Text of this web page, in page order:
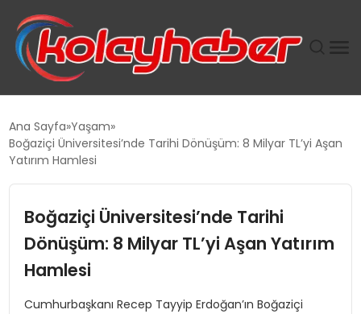
SUWEN’IN İSTIHDAM MODELI EKONOMIDE KADIN
TANYER YAPI ZEMIN MÜHENDISLIĞINDE HEDEF
BÜYÜTTÜ
TOROSLAR’DA PAZAR GERGİNLİĞİ!
Ana Sayfa Yaşam
Boğaziçi Üniversitesi’nde Tarihi Dönüşüm: 8 Milyar TL’yi Aşan
Yatırım Hamlesi
Boğaziçi Üniversitesi’nde Tarihi
Dönüşüm: 8 Milyar TL’yi Aşan Yatırım
Hamlesi
Cumhurbaşkanı Recep Tayyip Erdoğan’ın Boğaziçi